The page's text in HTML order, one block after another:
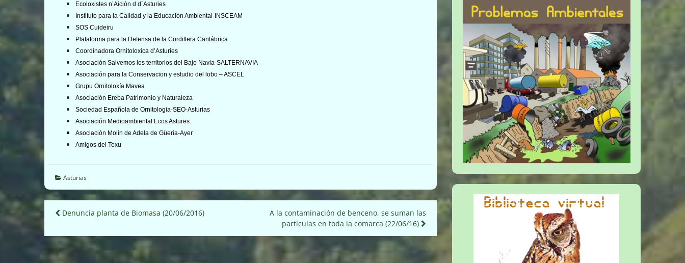
Ecoloxistes n’Aición d d´Asturies
Instituto para la Calidad y la Educación Ambiental-INSCEAM
SOS Cuideiru
Plataforma para la Defensa de la Cordillera Cantábrica
Coordinadora Ornitoloxica d’Asturies
Asociación Salvemos los territorios del Bajo Navia-SALTERNAVIA
Asociación para la Conservacion y estudio del lobo – ASCEL
Grupu Ornitoloxía Mavea
Asociación Ereba Patrimonio y Naturaleza
Sociedad Española de Ornitologia-SEO-Asturias
Asociación Medioambiental Ecos Astures.
Asociación Molín de Adela de Güeria-Ayer
Amigos del Texu
Asturias
Navegación
de
entradas
Denuncia planta de Biomasa (20/06/2016)
A la contaminación de benceno, se suman las
partículas en toda la comarca (22/06/16)